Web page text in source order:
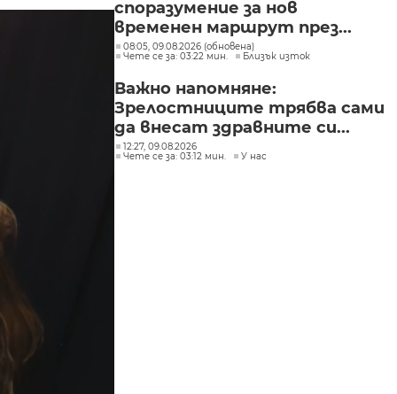
споразумение за нов
временен маршрут през...
08:05, 09.08.2026 (обновена)
Чете се за: 03:22 мин.
Близък изток
Важно напомняне:
Зрелостниците трябва сами
да внесат здравните си...
12:27, 09.08.2026
Чете се за: 03:12 мин.
У нас